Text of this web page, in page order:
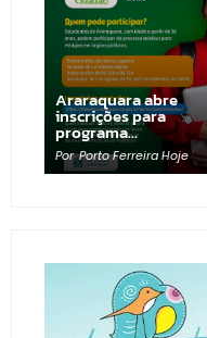
Araraquara abre
inscrições para
programa…
Por Porto Ferreira Hoje